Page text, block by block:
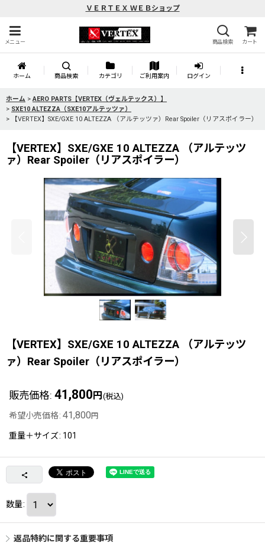
ＶＥＲＴＥＸ ＷＥＢショップ
メニュー 商品検索 カート
ホーム 商品検索 カテゴリ ご利用案内 ログイン
ホーム > AERO PARTS【VERTEX（ヴェルテックス）】
> SXE10 ALTEZZA（SXE10アルテッツァ）
>
【VERTEX】SXE/GXE 10 ALTEZZA （アルテッツァ）Rear Spoiler（リアスポイラー）
【VERTEX】SXE/GXE 10 ALTEZZA （アルテッツ
ァ）Rear Spoiler（リアスポイラー）
【VERTEX】SXE/GXE 10 ALTEZZA （アルテッツ
ァ）Rear Spoiler（リアスポイラー）
販売価格: 41,800 円 (税込)
希望小売価格: 41,800 円
重量＋サイズ: 101
数量:
返品特約に関する重要事項